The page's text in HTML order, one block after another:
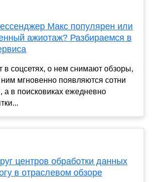
Макс популярен или
ажиотаж? Разбираемся в
в соцсетях, о нем снимают обзоры,
мгновенно появляются сотни
а в поисковиках ежедневно
центров обработки данных
в отраслевом обзоре